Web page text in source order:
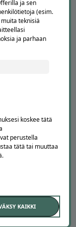
ja sen
(esim.
teknisiä
ja parhaan
koskee tätä
perustella
tätä tai muuttaa
KAIKKI